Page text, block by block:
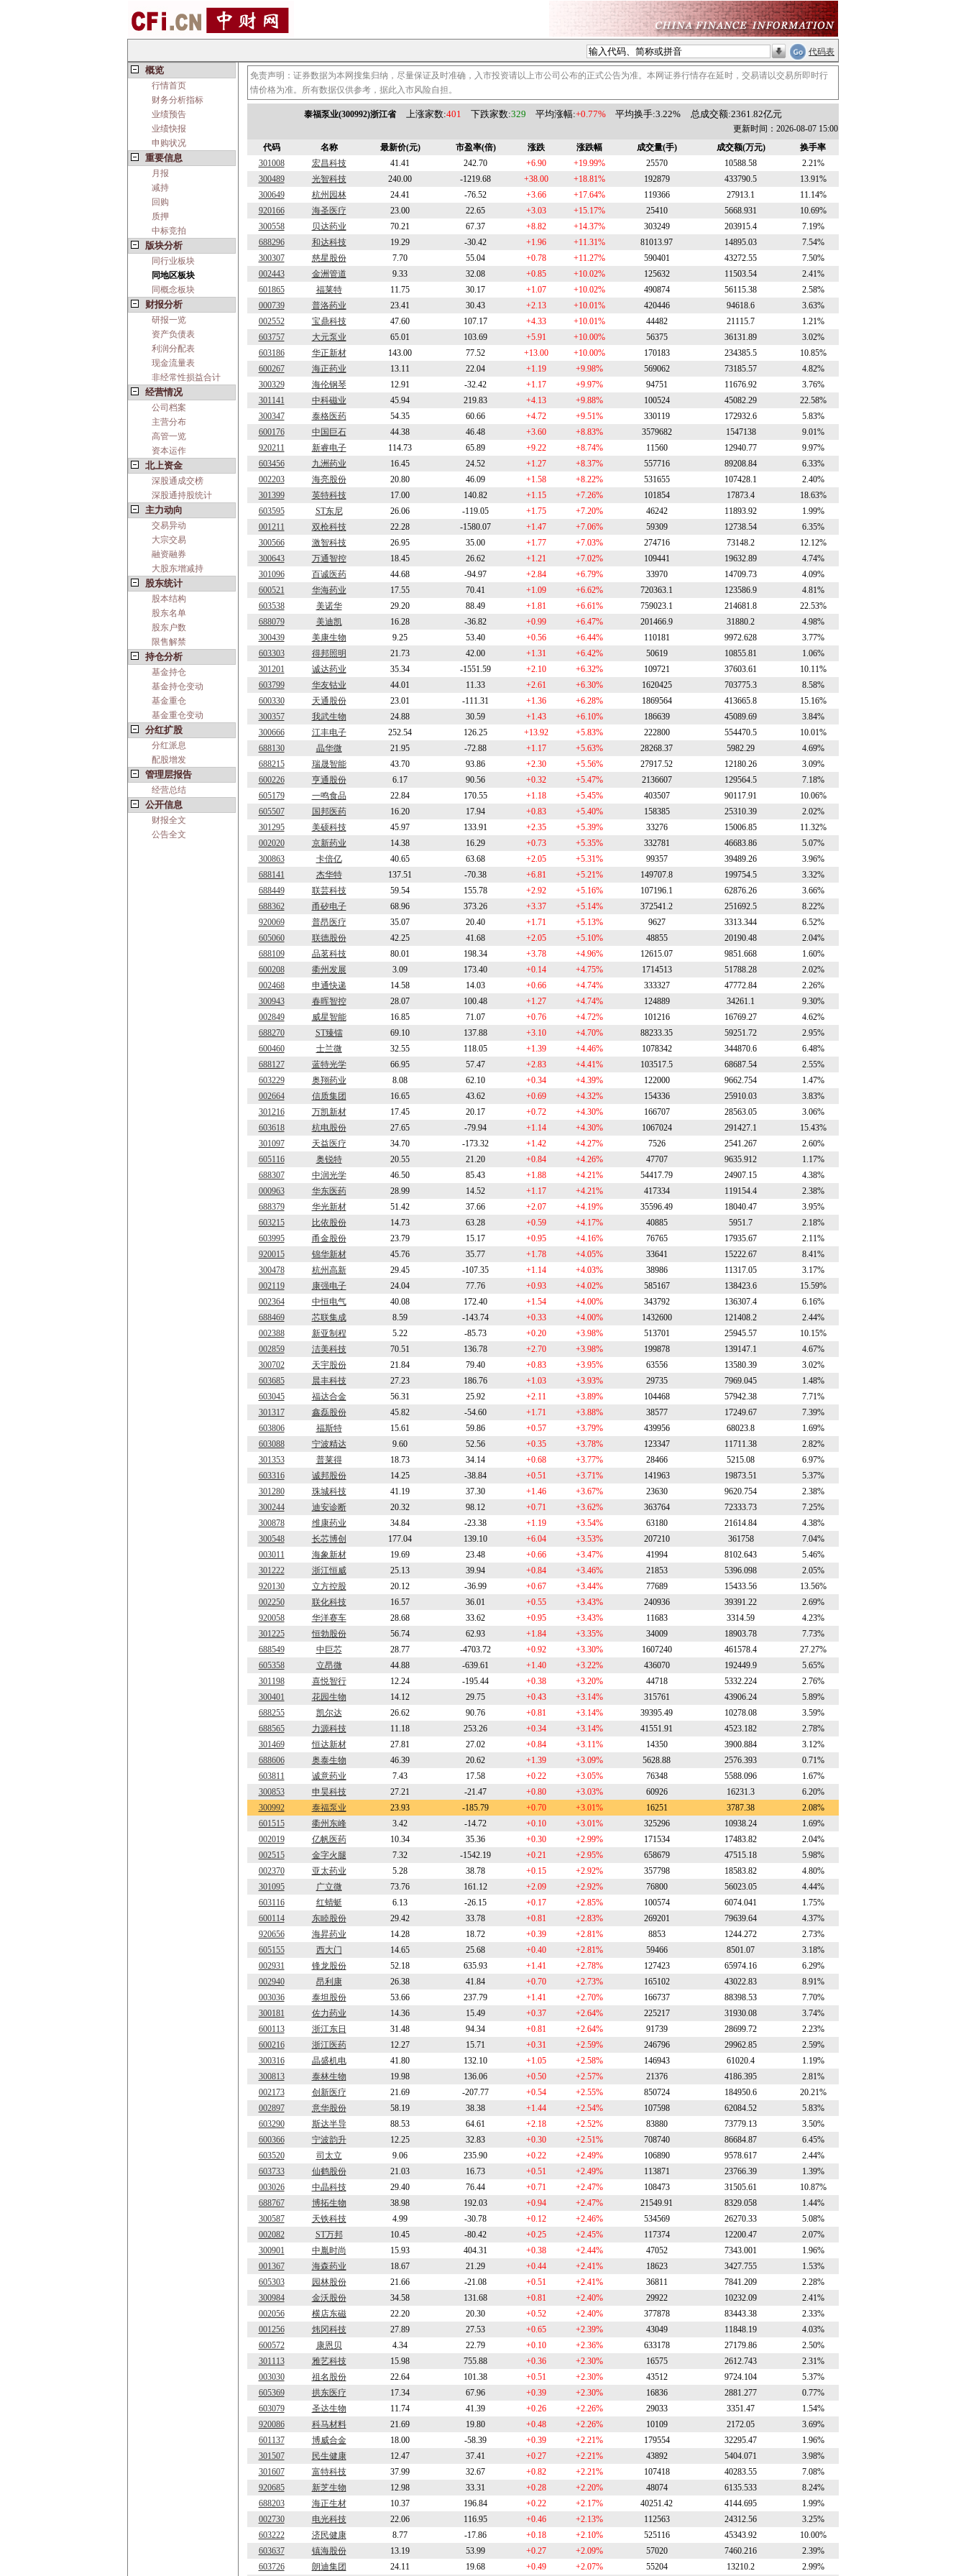
代码表
概览
行情首页
财务分析指标
业绩预告
业绩快报
申购状况
重要信息
月报
减持
回购
质押
中标竞拍
版块分析
同行业板块
同地区板块
同概念板块
财报分析
研报一览
资产负债表
利润分配表
现金流量表
非经常性损益合计
经营情况
公司档案
主营分布
高管一览
资本运作
北上资金
深股通成交榜
深股通持股统计
主力动向
交易异动
大宗交易
融资融券
大股东增减持
股东统计
股本结构
股东名单
股东户数
限售解禁
持仓分析
基金持仓
基金持仓变动
基金重仓
基金重仓变动
分红扩股
分红派息
配股增发
管理层报告
经营总结
公开信息
财报全文
公告全文
免责声明：证券数据为本网搜集归纳，尽量保证及时准确，入市投资请以上市公司公布的正式公告为准。本网证券行情存在延时，交易请以交易所即时行
情价格为准。所有数据仅供参考，据此入市风险自担。
泰福泵业(300992)浙江省 上涨家数:401 下跌家数:329 平均涨幅:+0.77% 平均换手:3.22% 总成交额:2361.82亿元
更新时间：2026-08-07 15:00
代码
名称 最新价(元) 市盈率(倍) 涨跌 涨跌幅 成交量(手) 成交额(万元)
换手率
301008
宏昌科技 41.41 242.70 +6.90 +19.99% 25570 10588.58
2.21%
300489
光智科技 240.00 -1219.68 +38.00 +18.81% 192879 433790.5
13.91%
300649
杭州园林 24.41 -76.52 +3.66 +17.64% 119366 27913.1
11.14%
920166
海圣医疗 23.00 22.65 +3.03 +15.17% 25410 5668.931
10.69%
300558
贝达药业 70.21 67.37 +8.82 +14.37% 303249 203915.4
7.19%
688296
和达科技 19.29 -30.42 +1.96 +11.31% 81013.97 14895.03
7.54%
300307
慈星股份 7.70 55.04 +0.78 +11.27% 590401 43272.55
7.50%
002443
金洲管道 9.33 32.08 +0.85 +10.02% 125632 11503.54
2.41%
601865
福莱特 11.75 30.17 +1.07 +10.02% 490874 56115.38
2.58%
000739
普洛药业 23.41 30.43 +2.13 +10.01% 420446 94618.6
3.63%
002552
宝鼎科技 47.60 107.17 +4.33 +10.01% 44482 21115.7
1.21%
603757
大元泵业 65.01 103.69 +5.91 +10.00% 56375 36131.89
3.02%
603186
华正新材 143.00 77.52 +13.00 +10.00% 170183 234385.5
10.85%
600267
海正药业 13.11 22.04 +1.19 +9.98% 569062 73185.57
4.82%
300329
海伦钢琴 12.91 -32.42 +1.17 +9.97% 94751 11676.92
3.76%
301141
中科磁业 45.94 219.83 +4.13 +9.88% 100524 45082.29
22.58%
300347
泰格医药 54.35 60.66 +4.72 +9.51% 330119 172932.6
5.83%
600176
中国巨石 44.38 46.48 +3.60 +8.83% 3579682 1547138
9.01%
920211
新睿电子 114.73 65.89 +9.22 +8.74% 11560 12940.77
9.97%
603456
九洲药业 16.45 24.52 +1.27 +8.37% 557716 89208.84
6.33%
002203
海亮股份 20.80 46.09 +1.58 +8.22% 531655 107428.1
2.40%
301399
英特科技 17.00 140.82 +1.15 +7.26% 101854 17873.4
18.63%
603595
ST东尼 26.06 -119.05 +1.75 +7.20% 46242 11893.92
1.99%
001211
双枪科技 22.28 -1580.07 +1.47 +7.06% 59309 12738.54
6.35%
300566
激智科技 26.95 35.00 +1.77 +7.03% 274716 73148.2
12.12%
300643
万通智控 18.45 26.62 +1.21 +7.02% 109441 19632.89
4.74%
301096
百诚医药 44.68 -94.97 +2.84 +6.79% 33970 14709.73
4.09%
600521
华海药业 17.55 70.41 +1.09 +6.62% 720363.1 123586.9
4.81%
603538
美诺华 29.20 88.49 +1.81 +6.61% 759023.1 214681.8
22.53%
688079
美迪凯 16.28 -36.82 +0.99 +6.47% 201466.9 31880.2
4.98%
300439
美康生物 9.25 53.40 +0.56 +6.44% 110181 9972.628
3.77%
603303
得邦照明 21.73 42.00 +1.31 +6.42% 50619 10855.81
1.06%
301201
诚达药业 35.34 -1551.59 +2.10 +6.32% 109721 37603.61
10.11%
603799
华友钴业 44.01 11.33 +2.61 +6.30% 1620425 703775.3
8.58%
600330
天通股份 23.01 -111.31 +1.36 +6.28% 1869564 413665.8
15.16%
300357
我武生物 24.88 30.59 +1.43 +6.10% 186639 45089.69
3.84%
300666
江丰电子 252.54 126.25 +13.92 +5.83% 222800 554470.5
10.01%
688130
晶华微 21.95 -72.88 +1.17 +5.63% 28268.37 5982.29
4.69%
688215
瑞晟智能 43.70 93.86 +2.30 +5.56% 27917.52 12180.26
3.09%
600226
亨通股份 6.17 90.56 +0.32 +5.47% 2136607 129564.5
7.18%
605179
一鸣食品 22.84 170.55 +1.18 +5.45% 403507 90117.91
10.06%
605507
国邦医药 16.20 17.94 +0.83 +5.40% 158385 25310.39
2.02%
301295
美硕科技 45.97 133.91 +2.35 +5.39% 33276 15006.85
11.32%
002020
京新药业 14.38 16.29 +0.73 +5.35% 332781 46683.86
5.07%
300863
卡倍亿 40.65 63.68 +2.05 +5.31% 99357 39489.26
3.96%
688141
杰华特 137.51 -70.38 +6.81 +5.21% 149707.8 199754.5
3.32%
688449
联芸科技 59.54 155.78 +2.92 +5.16% 107196.1 62876.26
3.66%
688362
甬矽电子 68.96 373.26 +3.37 +5.14% 372541.2 251692.5
8.22%
920069
普昂医疗 35.07 20.40 +1.71 +5.13% 9627 3313.344
6.52%
605060
联德股份 42.25 41.68 +2.05 +5.10% 48855 20190.48
2.04%
688109
品茗科技 80.01 198.34 +3.78 +4.96% 12615.07 9851.668
1.60%
600208
衢州发展 3.09 173.40 +0.14 +4.75% 1714513 51788.28
2.02%
002468
申通快递 14.58 14.03 +0.66 +4.74% 333327 47772.84
2.26%
300943
春晖智控 28.07 100.48 +1.27 +4.74% 124889 34261.1
9.30%
002849
威星智能 16.85 71.07 +0.76 +4.72% 101216 16769.27
4.62%
688270
ST臻镭 69.10 137.88 +3.10 +4.70% 88233.35 59251.72
2.95%
600460
士兰微 32.55 118.05 +1.39 +4.46% 1078342 344870.6
6.48%
688127
蓝特光学 66.95 57.47 +2.83 +4.41% 103517.5 68687.54
2.55%
603229
奥翔药业 8.08 62.10 +0.34 +4.39% 122000 9662.754
1.47%
002664
信质集团 16.65 43.62 +0.69 +4.32% 154336 25910.03
3.83%
301216
万凯新材 17.45 20.17 +0.72 +4.30% 166707 28563.05
3.06%
603618
杭电股份 27.65 -79.94 +1.14 +4.30% 1067024 291427.1
15.43%
301097
天益医疗 34.70 -173.32 +1.42 +4.27% 7526 2541.267
2.60%
605116
奥锐特 20.55 21.20 +0.84 +4.26% 47707 9635.912
1.17%
688307
中润光学 46.50 85.43 +1.88 +4.21% 54417.79 24907.15
4.38%
000963
华东医药 28.99 14.52 +1.17 +4.21% 417334 119154.4
2.38%
688379
华光新材 51.42 37.66 +2.07 +4.19% 35596.49 18040.47
3.95%
603215
比依股份 14.73 63.28 +0.59 +4.17% 40885 5951.7
2.18%
603995
甬金股份 23.79 15.17 +0.95 +4.16% 76765 17935.67
2.11%
920015
锦华新材 45.76 35.77 +1.78 +4.05% 33641 15222.67
8.41%
300478
杭州高新 29.45 -107.35 +1.14 +4.03% 38986 11317.05
3.17%
002119
康强电子 24.04 77.76 +0.93 +4.02% 585167 138423.6
15.59%
002364
中恒电气 40.08 172.40 +1.54 +4.00% 343792 136307.4
6.16%
688469
芯联集成 8.59 -143.74 +0.33 +4.00% 1432600 121408.2
2.44%
002388
新亚制程 5.22 -85.73 +0.20 +3.98% 513701 25945.57
10.15%
002859
洁美科技 70.51 136.78 +2.70 +3.98% 199878 139147.1
4.67%
300702
天宇股份 21.84 79.40 +0.83 +3.95% 63556 13580.39
3.02%
603685
晨丰科技 27.23 186.76 +1.03 +3.93% 29735 7969.045
1.48%
603045
福达合金 56.31 25.92 +2.11 +3.89% 104468 57942.38
7.71%
301317
鑫磊股份 45.82 -54.60 +1.71 +3.88% 38577 17249.67
7.39%
603806
福斯特 15.61 59.86 +0.57 +3.79% 439956 68023.8
1.69%
603088
宁波精达 9.60 52.56 +0.35 +3.78% 123347 11711.38
2.82%
301353
普莱得 18.73 34.14 +0.68 +3.77% 28466 5215.08
6.97%
603316
诚邦股份 14.25 -38.84 +0.51 +3.71% 141963 19873.51
5.37%
301280
珠城科技 41.19 37.30 +1.46 +3.67% 23630 9620.754
2.38%
300244
迪安诊断 20.32 98.12 +0.71 +3.62% 363764 72333.73
7.25%
300878
维康药业 34.84 -23.38 +1.19 +3.54% 63180 21614.84
4.38%
300548
长芯博创 177.04 139.10 +6.04 +3.53% 207210 361758
7.04%
003011
海象新材 19.69 23.48 +0.66 +3.47% 41994 8102.643
5.46%
301222
浙江恒威 25.13 39.94 +0.84 +3.46% 21853 5396.098
2.05%
920130
立方控股 20.12 -36.99 +0.67 +3.44% 77689 15433.56
13.56%
002250
联化科技 16.57 36.01 +0.55 +3.43% 240936 39391.22
2.69%
920058
华洋赛车 28.68 33.62 +0.95 +3.43% 11683 3314.59
4.23%
301225
恒勃股份 56.74 62.93 +1.84 +3.35% 34009 18903.78
7.73%
688549
中巨芯 28.77 -4703.72 +0.92 +3.30% 1607240 461578.4
27.27%
605358
立昂微 44.88 -639.61 +1.40 +3.22% 436070 192449.9
5.65%
301198
喜悦智行 12.24 -195.44 +0.38 +3.20% 44718 5332.224
2.76%
300401
花园生物 14.12 29.75 +0.43 +3.14% 315761 43906.24
5.89%
688255
凯尔达 26.62 90.76 +0.81 +3.14% 39395.49 10278.08
3.59%
688565
力源科技 11.18 253.26 +0.34 +3.14% 41551.91 4523.182
2.78%
301469
恒达新材 27.81 27.02 +0.84 +3.11% 14350 3900.884
3.12%
688606
奥泰生物 46.39 20.62 +1.39 +3.09% 5628.88 2576.393
0.71%
603811
诚意药业 7.43 17.58 +0.22 +3.05% 76348 5588.096
1.67%
300853
申昊科技 27.21 -21.47 +0.80 +3.03% 60926 16231.3
6.20%
300992
泰福泵业 23.93 -185.79 +0.70 +3.01% 16251 3787.38
2.08%
601515
衢州东峰 3.42 -14.72 +0.10 +3.01% 325296 10938.24
1.69%
002019
亿帆医药 10.34 35.36 +0.30 +2.99% 171534 17483.82
2.04%
002515
金字火腿 7.32 -1542.19 +0.21 +2.95% 658679 47515.18
5.98%
002370
亚太药业 5.28 38.78 +0.15 +2.92% 357798 18583.82
4.80%
301095
广立微 73.76 161.12 +2.09 +2.92% 76800 56023.05
4.44%
603116
红蜻蜓 6.13 -26.15 +0.17 +2.85% 100574 6074.041
1.75%
600114
东睦股份 29.42 33.78 +0.81 +2.83% 269201 79639.64
4.37%
920656
海昇药业 14.28 18.72 +0.39 +2.81% 8853 1244.272
2.73%
605155
西大门 14.65 25.68 +0.40 +2.81% 59466 8501.07
3.18%
002931
锋龙股份 52.18 635.93 +1.41 +2.78% 127423 65974.16
6.29%
002940
昂利康 26.38 41.84 +0.70 +2.73% 165102 43022.83
8.91%
003036
泰坦股份 53.66 237.79 +1.41 +2.70% 166737 88398.53
7.70%
300181
佐力药业 14.36 15.49 +0.37 +2.64% 225217 31930.08
3.74%
600113
浙江东日 31.48 94.34 +0.81 +2.64% 91739 28699.72
2.23%
600216
浙江医药 12.27 15.71 +0.31 +2.59% 246796 29962.85
2.59%
300316
晶盛机电 41.80 132.10 +1.05 +2.58% 146943 61020.4
1.19%
300813
泰林生物 19.98 136.06 +0.50 +2.57% 21376 4186.395
2.81%
002173
创新医疗 21.69 -207.77 +0.54 +2.55% 850724 184950.6
20.21%
002897
意华股份 58.19 38.38 +1.44 +2.54% 107598 62084.52
5.83%
603290
斯达半导 88.53 64.61 +2.18 +2.52% 83880 73779.13
3.50%
600366
宁波韵升 12.25 32.83 +0.30 +2.51% 708740 86684.87
6.45%
603520
司太立 9.06 235.90 +0.22 +2.49% 106890 9578.617
2.44%
603733
仙鹤股份 21.03 16.73 +0.51 +2.49% 113871 23766.39
1.39%
003026
中晶科技 29.40 76.44 +0.71 +2.47% 108473 31505.61
10.87%
688767
博拓生物 38.98 192.03 +0.94 +2.47% 21549.91 8329.058
1.44%
300587
天铁科技 4.99 -30.78 +0.12 +2.46% 534569 26270.33
5.08%
002082
ST万邦 10.45 -80.42 +0.25 +2.45% 117374 12200.47
2.07%
300901
中胤时尚 15.93 404.31 +0.38 +2.44% 47052 7343.001
1.96%
001367
海森药业 18.67 21.29 +0.44 +2.41% 18623 3427.755
1.53%
605303
园林股份 21.66 -21.08 +0.51 +2.41% 36811 7841.209
2.28%
300984
金沃股份 34.58 131.68 +0.81 +2.40% 29922 10232.09
2.41%
002056
横店东磁 22.20 20.30 +0.52 +2.40% 377878 83443.38
2.33%
001256
炜冈科技 27.89 27.53 +0.65 +2.39% 43049 11848.19
4.03%
600572
康恩贝 4.34 22.79 +0.10 +2.36% 633178 27179.86
2.50%
301113
雅艺科技 15.98 755.88 +0.36 +2.30% 16575 2612.743
2.31%
003030
祖名股份 22.64 101.38 +0.51 +2.30% 43512 9724.104
5.37%
605369
拱东医疗 17.34 67.96 +0.39 +2.30% 16836 2881.277
0.77%
603079
圣达生物 11.74 41.39 +0.26 +2.26% 29033 3351.47
1.54%
920086
科马材料 21.69 19.80 +0.48 +2.26% 10109 2172.05
3.69%
601137
博威合金 18.00 -58.39 +0.39 +2.21% 179554 32295.47
1.96%
301507
民生健康 12.47 37.41 +0.27 +2.21% 43892 5404.071
3.98%
301607
富特科技 37.99 32.67 +0.82 +2.21% 107418 40283.55
7.08%
920685
新芝生物 12.98 33.31 +0.28 +2.20% 48074 6135.533
8.24%
688203
海正生材 10.37 196.84 +0.22 +2.17% 40251.42 4144.695
1.99%
002730
电光科技 22.06 116.95 +0.46 +2.13% 112563 24312.56
3.25%
603222
济民健康 8.77 -17.86 +0.18 +2.10% 525116 45343.92
10.00%
603637
镇海股份 13.19 53.99 +0.27 +2.09% 57020 7460.216
2.39%
603726
朗迪集团 24.11 19.68 +0.49 +2.07% 55204 13210.2 2.99%